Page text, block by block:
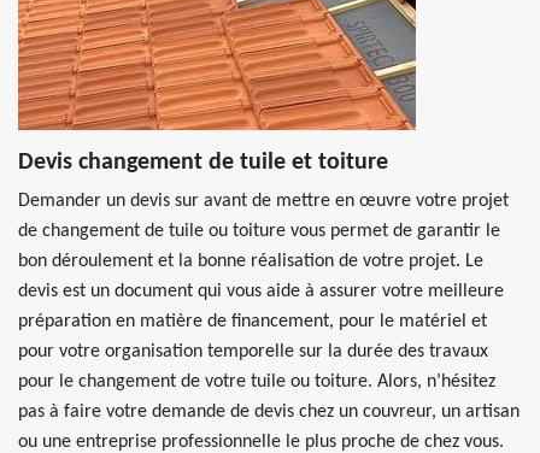
Devis changement de tuile et toiture
Demander un devis sur avant de mettre en œuvre votre projet
de changement de tuile ou toiture vous permet de garantir le
bon déroulement et la bonne réalisation de votre projet. Le
devis est un document qui vous aide à assurer votre meilleure
préparation en matière de financement, pour le matériel et
pour votre organisation temporelle sur la durée des travaux
pour le changement de votre tuile ou toiture. Alors, n’hésitez
pas à faire votre demande de devis chez un couvreur, un artisan
ou une entreprise professionnelle le plus proche de chez vous.